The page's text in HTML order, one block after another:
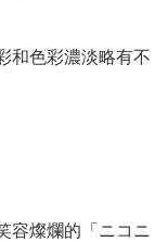
和色彩濃淡略有不
容燦爛的「ニコニ